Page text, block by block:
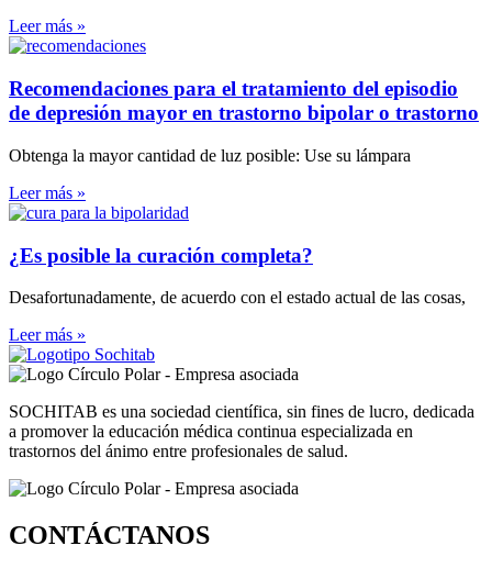
Leer más »
Recomendaciones para el tratamiento del episodio
de depresión mayor en trastorno bipolar o trastorno
Obtenga la mayor cantidad de luz posible: Use su lámpara
Leer más »
¿Es posible la curación completa?
Desafortunadamente, de acuerdo con el estado actual de las cosas,
Leer más »
SOCHITAB es una sociedad científica, sin fines de lucro, dedicada
a promover la educación médica continua especializada en
trastornos del ánimo entre profesionales de salud.
CONTÁCTANOS